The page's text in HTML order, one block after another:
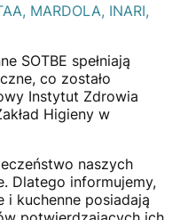
MARDOLA, INARI,
SOTBE spełniają
co zostało
Instytut Zdrowia
Higieny w
naszych
Dlatego informujemy,
i kuchenne posiadają